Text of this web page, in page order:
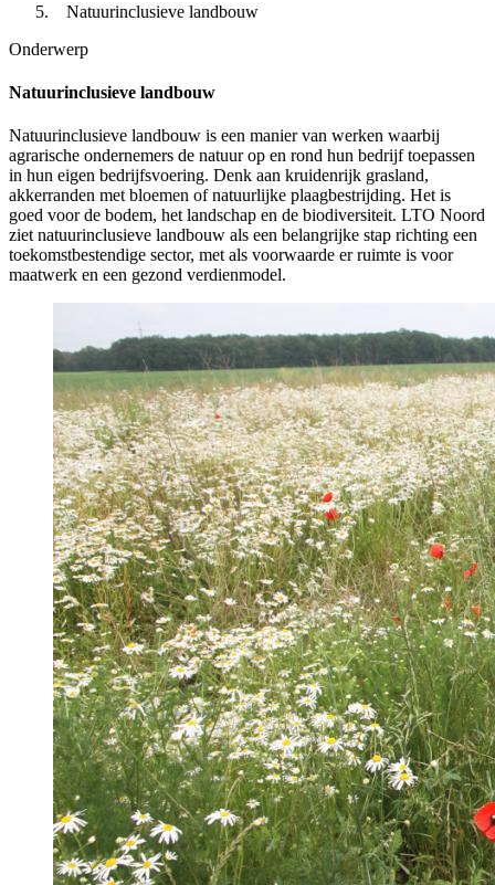
Natuurinclusieve landbouw
Onderwerp
Natuurinclusieve landbouw
Natuurinclusieve landbouw is een manier van werken waarbij
agrarische ondernemers de natuur op en rond hun bedrijf toepassen
in hun eigen bedrijfsvoering. Denk aan kruidenrijk grasland,
akkerranden met bloemen of natuurlijke plaagbestrijding. Het is
goed voor de bodem, het landschap en de biodiversiteit. LTO Noord
ziet natuurinclusieve landbouw als een belangrijke stap richting een
toekomstbestendige sector, met als voorwaarde er ruimte is voor
maatwerk en een gezond verdienmodel.